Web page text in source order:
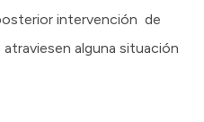
intervención de
alguna situación